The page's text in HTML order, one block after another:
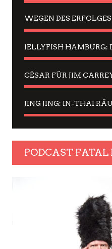
PODCAST FATAL